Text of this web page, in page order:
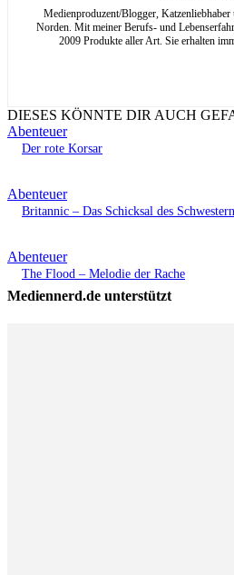
Medienproduzent/Blogger,
Norden. Mit meiner Berufs- und
2009 Produkte aller Art. Sie erhalten
DIESES KÖNNTE DIR AUCH
Abenteuer
Der rote Korsar
Abenteuer
Britannic – Das Schicksal des
Abenteuer
The Flood – Melodie der Rache
Mediennerd.de unterstützt